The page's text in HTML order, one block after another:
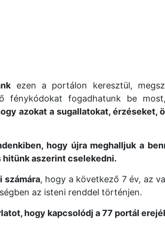
ezen a portálon keresztül,
fénykódokat fogadhatunk be
azokat a sugallatokat, érzéseket,
hogy újra meghalljuk a
hitünk aszerint cselekedni.
számára, hogy a következő 7 év, az
az isteni renddel történjen.
hogy kapcsolódj a 77 portál